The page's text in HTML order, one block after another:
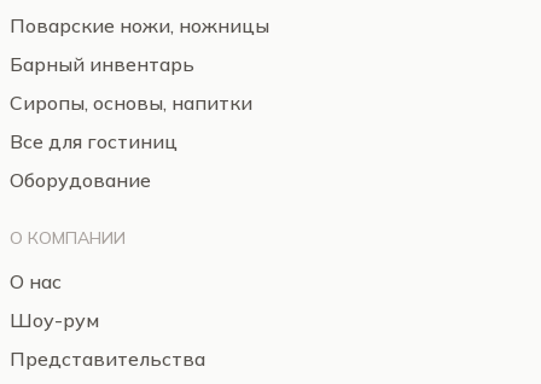
Поварские ножи, ножницы
Барный инвентарь
Сиропы, основы, напитки
Все для гостиниц
Оборудование
О КОМПАНИИ
О нас
Шоу-рум
Представительства